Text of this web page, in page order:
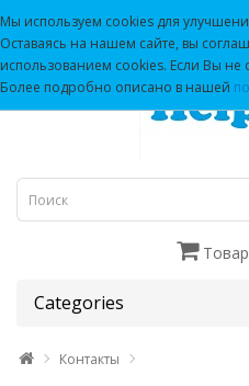
Categories
Контакты
Мы используем cookies для
Оставаясь на нашем сайте, вы
использованием cookies. Если Вы не
Более подробно описано в нашей